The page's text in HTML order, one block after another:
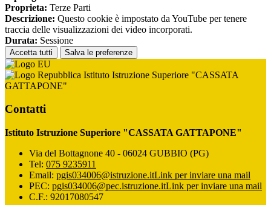
Proprieta: Terze Parti
Descrizione: Questo cookie è impostato da YouTube per tenere
traccia delle visualizzazioni dei video incorporati.
Durata: Sessione
Accetta tutti Salva le preferenze
Istituto Istruzione Superiore "CASSATA
GATTAPONE"
Contatti
Istituto Istruzione Superiore "CASSATA GATTAPONE"
Via del Bottagnone 40 - 06024 GUBBIO (PG)
Tel: 075 9235911
Email: pgis034006@istruzione.itLink per inviare una mail
PEC: pgis034006@pec.istruzione.itLink per inviare una mail
C.F.: 92017080547